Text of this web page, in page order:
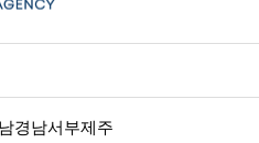
경남서부제주